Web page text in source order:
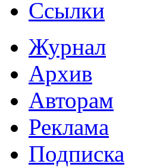
Ссылки
Журнал
Архив
Авторам
Реклама
Подписка